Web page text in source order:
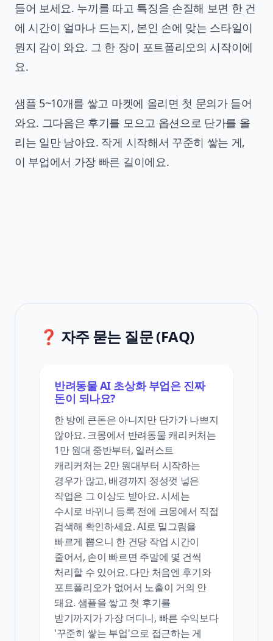
들어 보세요. 누끼를 따고 특징을 손질해 보면 한 건
에 시간이 얼마나 드는지, 본인 손에 맞는 스타일이
뭔지 감이 와요. 그 한 장이 포트폴리오의 시작이에
요.
샘플 5~10개를 쌓고 마켓에 올리면 첫 문의가 들어
와요. 그다음은 후기를 모으고 옵션으로 단가를 올
리는 일만 남아요. 작게 시작해서 꾸준히 쌓는 게,
이 부업에서 가장 빠른 길이에요.
❓ 자주 묻는 질문 (FAQ)
반려동물 AI 초상화 부업은 진짜
돈이 되나요?
한 방에 큰돈은 아니지만 단가가 나쁘지
않아요. 크몽에서 반려동물 캐리커처는
1만 원대 중반부터, 일러스트
캐리커처는 2만 원대부터 시작하는
경우가 많고, 배경까지 정성껏 넣은
작업은 그 이상도 받아요. 시세는
수시로 바뀌니 등록 전에 크몽에서 직접
검색해 확인하세요. AI로 밑그림을
빠르게 뽑으니 한 건당 작업 시간이
줄어서, 손이 빠르면 주말에 몇 건씩
처리할 수 있어요. 다만 처음엔 후기와
포트폴리오가 없어서 노출이 거의 안
돼요. 샘플을 쌓고 첫 후기를
받기까지가 가장 더디니, 빠른 수익보다
'꾸준히 쌓는 부업'으로 접근하는 게